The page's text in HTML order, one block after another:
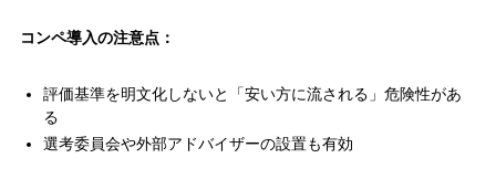
コンペ導入の注意点：
評価基準を明文化しないと「安い方に流される」危険性があ
る
選考委員会や外部アドバイザーの設置も有効